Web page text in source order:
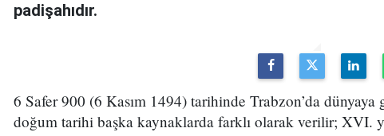
padişahıdır.
6 Safer 900 (6 Kasım 1494) tarihinde Trabzon’da
doğum tarihi başka kaynaklarda farklı olarak verilir; XVI.